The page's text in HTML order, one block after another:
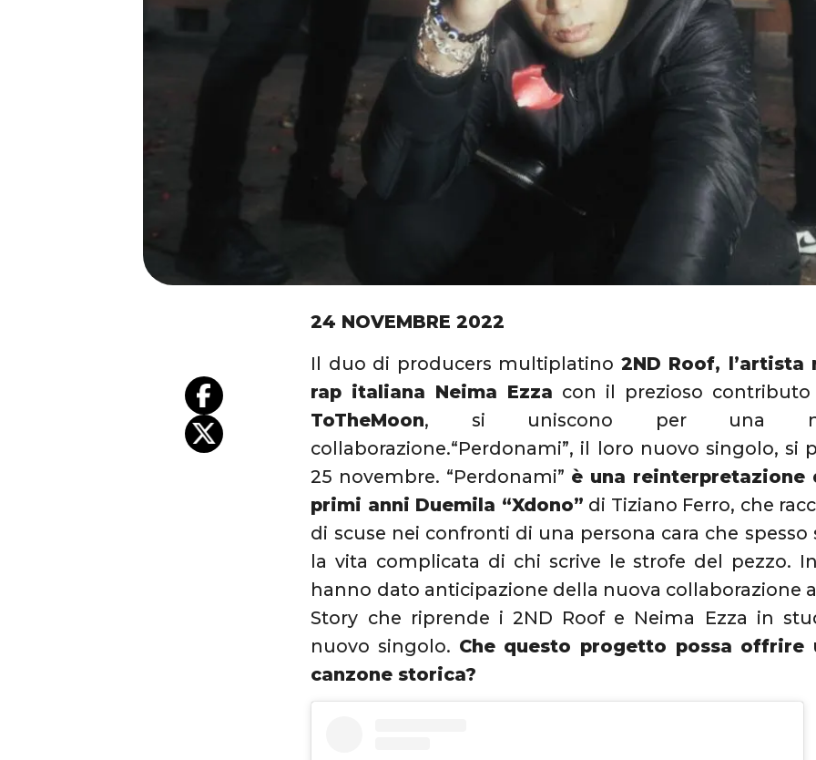
24 NOVEMBRE 2022
Il duo di producers multiplatino 2ND Roof,
rap italiana Neima Ezza con il prezioso
ToTheMoon, si uniscono per una
collaborazione.“Perdonami”, il loro nuovo singolo, si
25 novembre. “Perdonami” è una reinterpretazione
primi anni Duemila “Xdono” di Tiziano Ferro, che
di scuse nei confronti di una persona cara che spesso
la vita complicata di chi scrive le strofe del pezzo.
hanno dato anticipazione della nuova collaborazione
Story che riprende i 2ND Roof e Neima Ezza in
nuovo singolo. Che questo progetto possa offrire
canzone storica?